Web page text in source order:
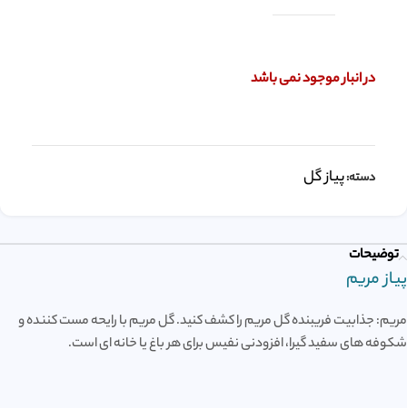
در انبار موجود نمی باشد
دسته:پیاز گل
توضیحات
پیاز مریم
مریم: جذابیت فریبنده گل مریم را کشف کنید. گل مریم با رایحه مست کننده و
شکوفه های سفید گیرا، افزودنی نفیس برای هر باغ یا خانه ای است.